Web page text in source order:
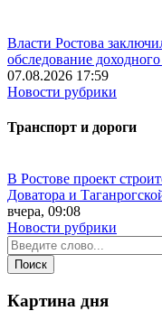
Власти Ростова
обследование
07.08.2026 17:59
Новости рубрики
Транспорт и дороги
В Ростове проект
Доватора и
вчера, 09:08
Новости рубрики
Картина дня